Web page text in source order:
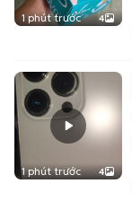
1 phút trước 4
1 phút trước 4